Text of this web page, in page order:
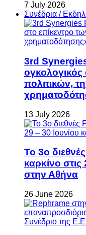
7 July 2026
Συνέδρια /
3rd
ογκολογικός
πολιτικών,
13 July 2026
Το 3ο
καρκίνο στις
στην Αθήνα
26 June 2026